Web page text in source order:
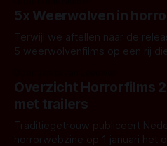
fans beoordeeld. Dit zijn de
2024!
5x Weerwolven in
Terwijl we aftellen naar de
5 weerwolvenfilms op een rij
deden gniffelen.
Overzicht Horrorfilms
met trailers
Traditiegetrouw publiceert
horrorwebzine op 1 januari het